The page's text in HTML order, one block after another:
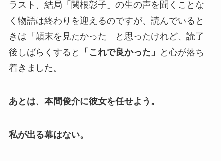
ラスト、結局「関根彰子」の生の声を聞くことな
く物語は終わりを迎えるのですが、読んでいると
きは「顛末を見たかった」と思ったけれど、読了
後しばらくすると
「これで良かった」
と心が落ち
着きました。
あとは、本間俊介に彼女を任せよう。
私が出る幕はない。